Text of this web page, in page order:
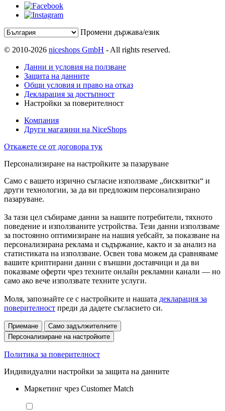
Промени държава/език
© 2010-2026 niceshops GmbH - All rights reserved.
Данни и условия на ползване
Защита на данните
Общи условия и право на отказ
Декларация за достъпност
Настройки за поверителност
Компания
Други магазини на NiceShops
Откажете се от договора тук
Персонализиране на настройките за пазаруване
Само с вашето изрично съгласие използваме „бисквитки“ и
други технологии, за да ви предложим персонализирано
пазаруване.
За тази цел събираме данни за нашите потребители, тяхното
поведение и използваните устройства. Тези данни използваме
за постоянно оптимизиране на нашия уебсайт, за показване на
персонализирана реклама и съдържание, както и за анализ на
статистиката на използване. Освен това можем да сравняваме
вашите криптирани данни с външни доставчици и да ви
показваме оферти чрез техните онлайн рекламни канали — но
само ако вече използвате техните услуги.
Моля, запознайте се с настройките и нашата декларация за
поверителност преди да дадете съгласието си.
Приемане
Само задължителните
Персонализиране на настройките
Политика за поверителност
Индивидуални настройки за защита на данните
Маркетинг чрез Customer Match